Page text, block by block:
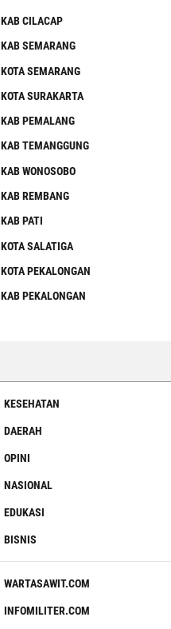
KAB CILACAP
KAB SEMARANG
KOTA SEMARANG
KOTA SURAKARTA
KAB PEMALANG
KAB TEMANGGUNG
KAB WONOSOBO
KAB REMBANG
KAB PATI
KOTA SALATIGA
KOTA PEKALONGAN
KAB PEKALONGAN
KESEHATAN
DAERAH
OPINI
NASIONAL
EDUKASI
BISNIS
WARTASAWIT.COM
INFOMILITER.COM